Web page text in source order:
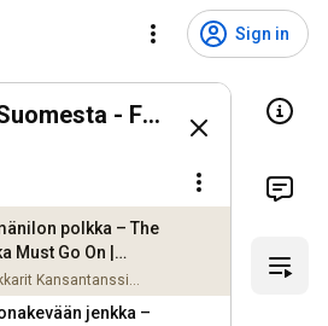
Sign in
- Finnish folkdance
polkka – The
Must Go On |
Polokkarit Kansantanssiryhmä
jenkka –